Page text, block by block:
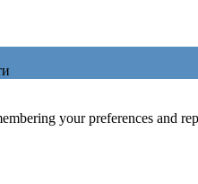
your preferences